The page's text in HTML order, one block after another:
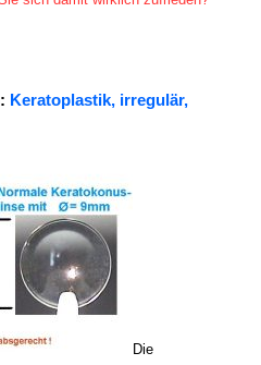
Keratoplastik, irregulär,
Die